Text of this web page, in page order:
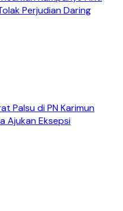
Perjudian Daring
Palsu di PN Karimun
Ajukan Eksepsi